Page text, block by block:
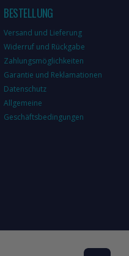
BESTELLUNG
Versand und Lieferung
Widerruf und Rückgabe
Zahlungsmöglichkeiten
Garantie und Reklamationen
Datenschutz
Allgemeine
Geschäftsbedingungen